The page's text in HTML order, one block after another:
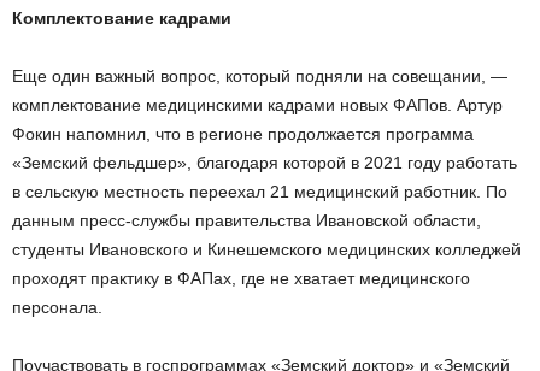
Комплектование кадрами
Еще один важный вопрос, который подняли на совещании, —
комплектование медицинскими кадрами новых ФАПов. Артур
Фокин напомнил, что в регионе продолжается программа
«Земский фельдшер», благодаря которой в 2021 году работать
в сельскую местность переехал 21 медицинский работник. По
данным пресс-службы правительства Ивановской области,
студенты Ивановского и Кинешемского медицинских колледжей
проходят практику в ФАПах, где не хватает медицинского
персонала.
Поучаствовать в госпрограммах «Земский доктор» и «Земский